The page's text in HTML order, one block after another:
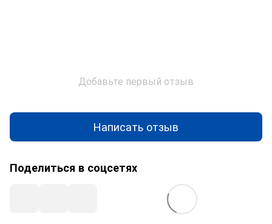
Добавьте первый отзыв
Написать отзыв
Поделиться в соцсетях